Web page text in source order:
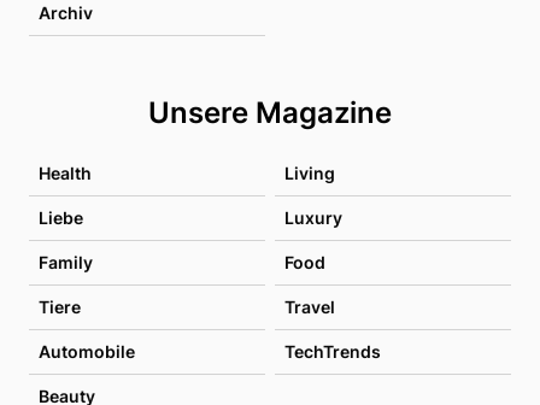
Archiv
Unsere Magazine
Health Living
Liebe Luxury
Family Food
Tiere Travel
Automobile TechTrends
Beauty